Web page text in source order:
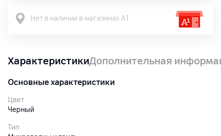
Нет в наличии в магазинах А1
ХарактеристикиДополнительная
Основные характеристики
Цвет
Черный
Тип